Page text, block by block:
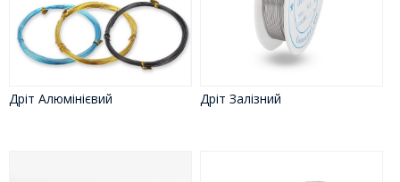
Дріт Алюмінієвий Дріт Залізний